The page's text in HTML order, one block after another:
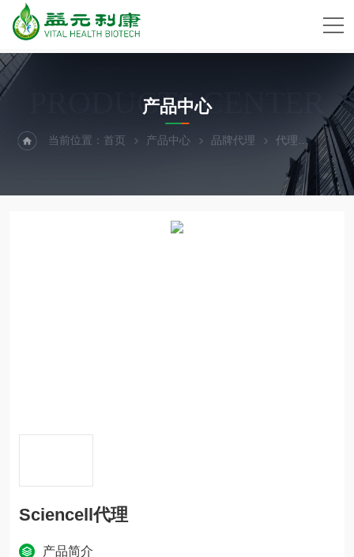
PRODUCTS CENTER
产品中心
当前位置：首页 产品中心 品牌代理 代理
Sciencell代理
产品简介